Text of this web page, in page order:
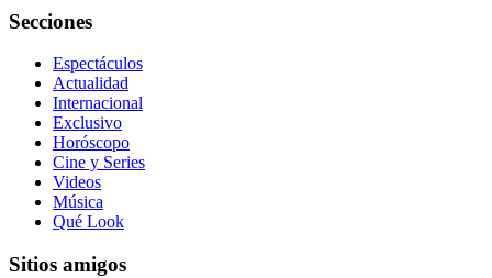
Secciones
Espectáculos
Actualidad
Internacional
Exclusivo
Horóscopo
Cine y Series
Videos
Música
Qué Look
Sitios amigos